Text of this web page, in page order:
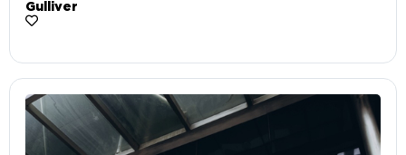
Gulliver